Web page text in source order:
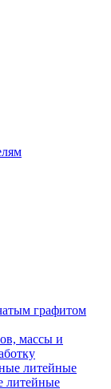
графитом
массы и
литейные
литейные